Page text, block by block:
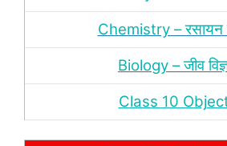
Chemistry – रसायन
Biology – जीव
Class 10